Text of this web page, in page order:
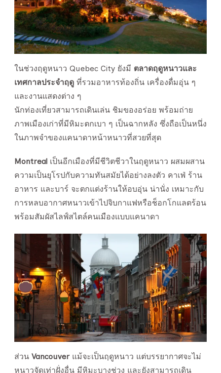
ในช่วงฤดูหนาว Quebec City ยังมี ตลาดฤดูหนาวและ
เทศกาลประจำฤดู ที่รวมอาหารท้องถิ่น เครื่องดื่มอุ่น ๆ
และงานแสดงต่าง ๆ
นักท่องเที่ยวสามารถเดินเล่น ชิมของอร่อย พร้อมถ่าย
ภาพเมืองเก่าที่มีหิมะตกเบา ๆ เป็นฉากหลัง ซึ่งถือเป็นหนึ่ง
ในภาพจำของแคนาดาหน้าหนาวที่สวยที่สุด
Montreal เป็นอีกเมืองที่มีชีวิตชีวาในฤดูหนาว ผสมผสาน
ความเป็นยุโรปกับความทันสมัยได้อย่างลงตัว คาเฟ่ ร้าน
อาหาร และบาร์ จะตกแต่งร้านให้อบอุ่น น่านั่ง เหมาะกับ
การหลบอากาศหนาวเข้าไปจิบกาแฟหรือช็อกโกแลตร้อน
พร้อมสัมผัสไลฟ์สไตล์คนเมืองแบบแคนาดา
ส่วน Vancouver แม้จะเป็นฤดูหนาว แต่บรรยากาศจะไม่
หนาวจัดเท่าฝั่งอื่น มีหิมะบางช่วง และยังสามารถเดิน